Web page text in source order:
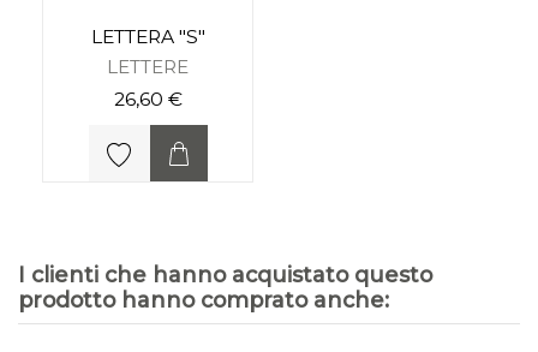
LETTERA "S"
LETTERE
26,60 €
I clienti che hanno acquistato questo
prodotto hanno comprato anche: